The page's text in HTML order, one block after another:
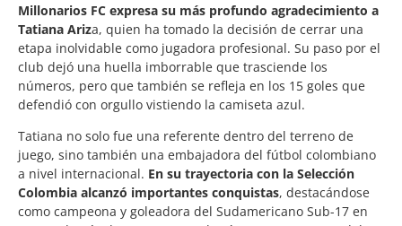
Millonarios FC expresa su más profundo agradecimiento a
Tatiana Ariza, quien ha tomado la decisión de cerrar una
etapa inolvidable como jugadora profesional. Su paso por el
club dejó una huella imborrable que trasciende los
números, pero que también se refleja en los 15 goles que
defendió con orgullo vistiendo la camiseta azul.
Tatiana no solo fue una referente dentro del terreno de
juego, sino también una embajadora del fútbol colombiano
a nivel internacional. En su trayectoria con la Selección
Colombia alcanzó importantes conquistas, destacándose
como campeona y goleadora del Sudamericano Sub-17 en